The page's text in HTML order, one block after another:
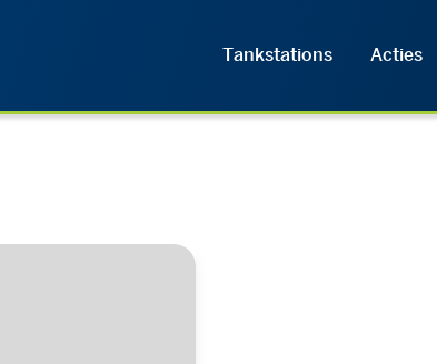
Tankstations Acties